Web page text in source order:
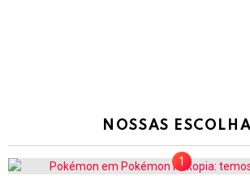
NOSSAS